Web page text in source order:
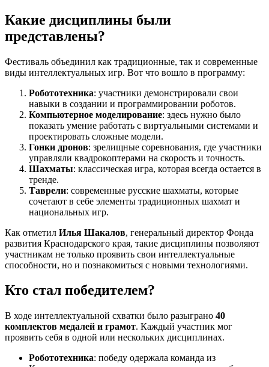
Какие дисциплины были
представлены?
Фестиваль объединил как традиционные, так и современные
виды интеллектуальных игр. Вот что вошло в программу:
Робототехника: участники демонстрировали свои
навыки в создании и программировании роботов.
Компьютерное моделирование: здесь нужно было
показать умение работать с виртуальными системами и
проектировать сложные модели.
Гонки дронов: зрелищные соревнования, где участники
управляли квадрокоптерами на скорость и точность.
Шахматы: классическая игра, которая всегда остается в
тренде.
Таврели: современные русские шахматы, которые
сочетают в себе элементы традиционных шахмат и
национальных игр.
Как отметил Илья Шакалов, генеральный директор Фонда
развития Краснодарского края, такие дисциплины позволяют
участникам не только проявить свои интеллектуальные
способности, но и познакомиться с новыми технологиями.
Кто стал победителем?
В ходе интеллектуальной схватки было разыграно 40
комплектов медалей и грамот. Каждый участник мог
проявить себя в одной или нескольких дисциплинах.
Робототехника: победу одержала команда из